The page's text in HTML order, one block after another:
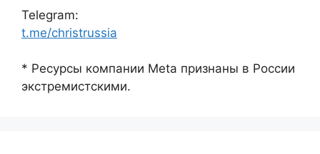
Telegram:
t.me/christrussia
* Ресурсы компании Meta признаны в России
экстремистскими.